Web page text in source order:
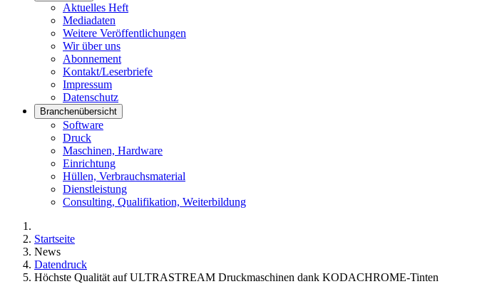
Aktuelles Heft
Mediadaten
Weitere Veröffentlichungen
Wir über uns
Abonnement
Kontakt/Leserbriefe
Impressum
Datenschutz
Branchenübersicht
Software
Druck
Maschinen, Hardware
Einrichtung
Hüllen, Verbrauchsmaterial
Dienstleistung
Consulting, Qualifikation, Weiterbildung
Startseite
News
Datendruck
Höchste Qualität auf ULTRASTREAM Druckmaschinen dank KODACHROME-Tinten